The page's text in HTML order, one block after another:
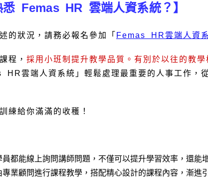
Femas HR 雲端人資系統？】
的狀況，請務必報名參加「 Femas HR雲端人資
程， 採用小班制提升教學品質。有別於以往的教
HR雲端人資系統」輕鬆處理最重要的人事工作，
練給你滿滿的收穫！
員都能線上詢問講師問題 ，不僅可以提升學習效率，還能
業顧問進行課程教學，搭配精心設計的課程內容，漸進